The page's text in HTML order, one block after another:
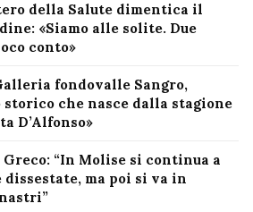
della Salute dimentica il
«Siamo alle solite. Due
conto»
fondovalle Sangro,
storico che nasce dalla stagione
D’Alfonso»
Greco: “In Molise si continua a
ma poi si va in